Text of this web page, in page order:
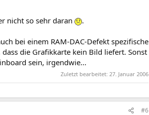
nicht so sehr daran .
bei einem RAM-DAC-Defekt spezifische
die Grafikkarte kein Bild liefert. Sonst
sein, irgendwie...
Zuletzt bearbeitet: 27. Januar 2006
#6